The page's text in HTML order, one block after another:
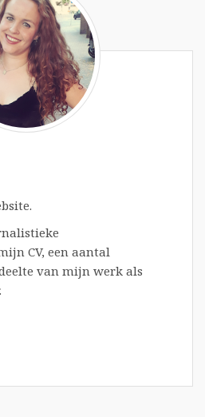
CV, een aantal
van mijn werk als